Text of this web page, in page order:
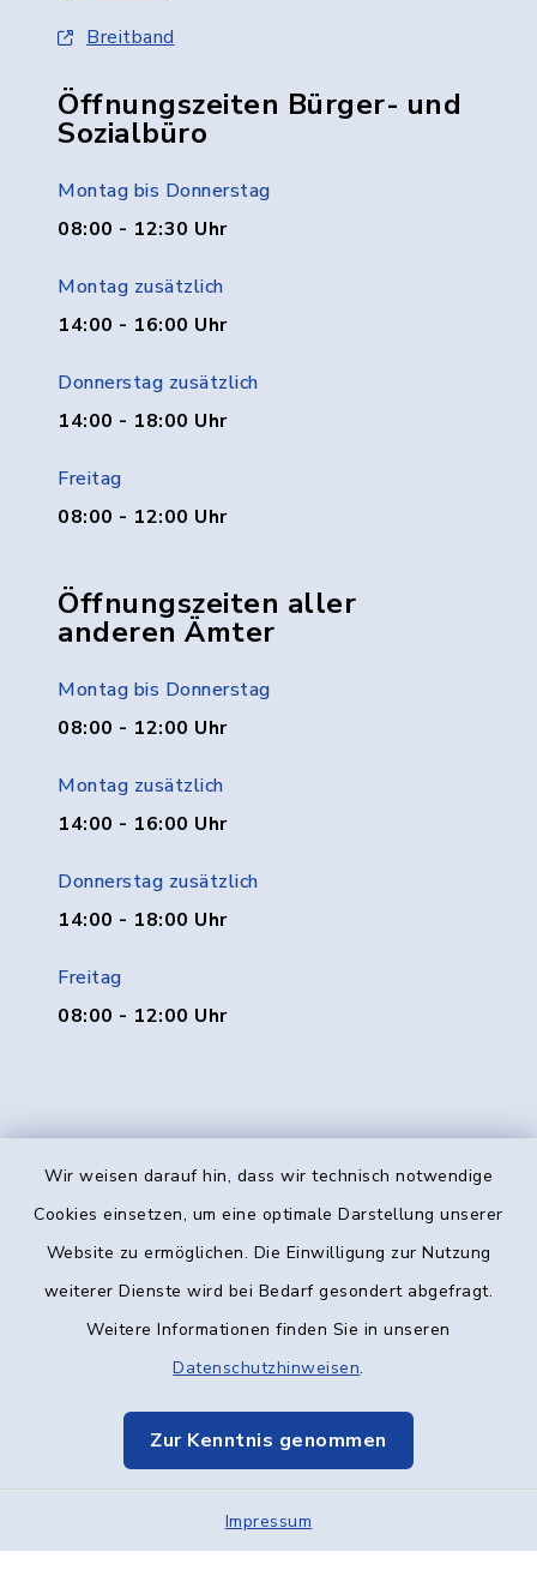
Wir weisen darauf hin, dass wir technisch notwendige
Cookies einsetzen, um eine optimale Darstellung unserer
Website zu ermöglichen. Die Einwilligung zur Nutzung
weiterer Dienste wird bei Bedarf gesondert abgefragt.
Weitere Informationen finden Sie in unseren
Datenschutzhinweisen.
Zur Kenntnis genommen
Impressum
Breitband
Öffnungszeiten Bürger- und
Sozialbüro
Montag bis Donnerstag
08:00 - 12:30 Uhr
Montag zusätzlich
14:00 - 16:00 Uhr
Donnerstag zusätzlich
14:00 - 18:00 Uhr
Freitag
08:00 - 12:00 Uhr
Öffnungszeiten aller
anderen Ämter
Montag bis Donnerstag
08:00 - 12:00 Uhr
Montag zusätzlich
14:00 - 16:00 Uhr
Donnerstag zusätzlich
14:00 - 18:00 Uhr
Freitag
08:00 - 12:00 Uhr
Kontakt
Datenschutz
Elektronische Kommunikation
Sitemap